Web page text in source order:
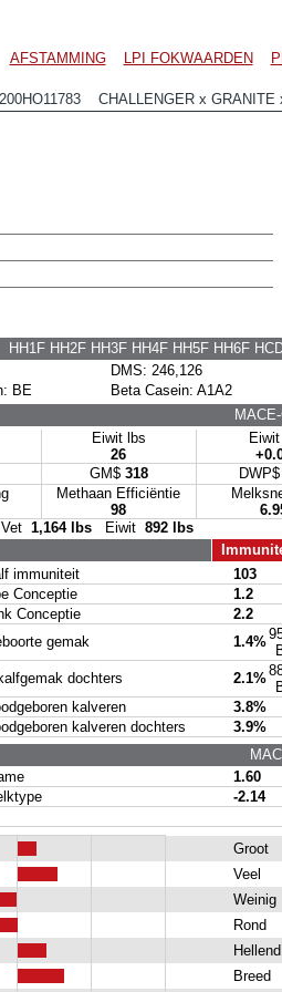
AFSTAMMING LPI FOKWAARDEN
CHALLENGER x GRANITE
HH1F HH2F HH3F HH4F HH5F HH6F
DMS: 246,126
BE
Beta Casein: A1A2
Eiwit lbs
26
GM$ 318 DWP$
Methaan Efficiëntie
98
1,164 lbs Eiwit 892 lbs
immuniteit
103
Conceptie
1.2
Conceptie
2.2
gemak 1.4%
dochters 2.1%
kalveren
3.8%
kalveren dochters
3.9%
1.60
-2.14
Groot
Veel
Weinig
Rond
Hellend
Breed